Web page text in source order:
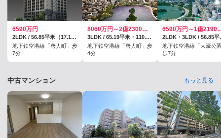
6590万円
2LDK / 56.85平米（17.19坪）（壁芯）
地下鉄空港線「唐人町」歩
7分
8060万円～2億2300万円
3LDK / 65.19平米・110.21平米
地下鉄空港線「唐人町」歩
4分
6590万円
2LDK・
地下鉄空港線「大濠公
歩7分
中古マンション もっと見る